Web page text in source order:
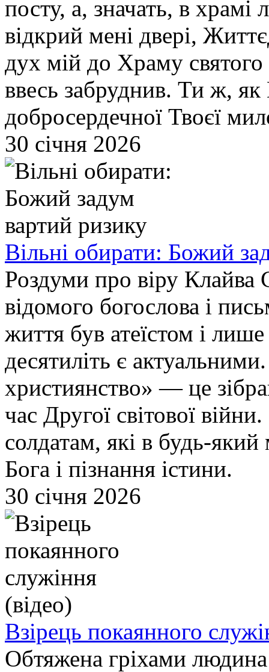
посту, а, значать, в
відкрий мені двері,
дух мій до Храму
ввесь забруднив. Ти ж,
добросердечної Твоєї
30 січня 2026
Вільні обирати: Божий
Роздуми про віру Клайва
відомого богослова і
життя був атеїстом і
десятиліть є
християнство» — це
час Другої світової
солдатам, які в будь-
Бога і пізнання істини.
30 січня 2026
Взірець покаянного
Обтяжена гріхами